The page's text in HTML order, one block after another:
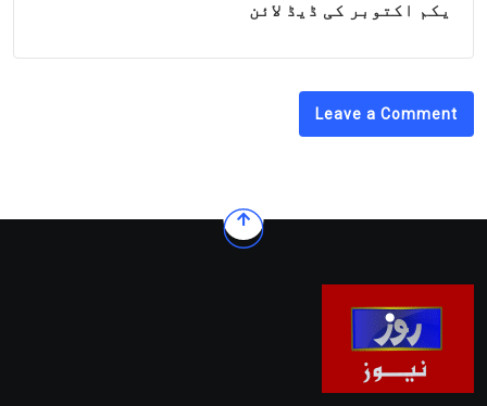
یکم اکتوبر کی ڈیڈ لائن
Leave a Comment